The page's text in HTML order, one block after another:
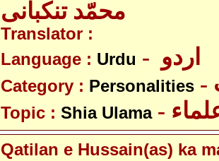
Translator :
Language : Urdu
Category : Personalities
Topic : Shia Ulama
Qatilan e Hussain(as) ka